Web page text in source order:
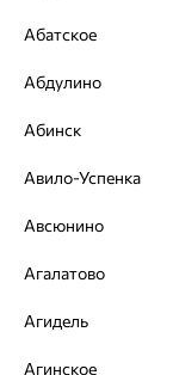
Абатское
Абдулино
Абинск
Авило-Успенка
Авсюнино
Агалатово
Агидель
Агинское